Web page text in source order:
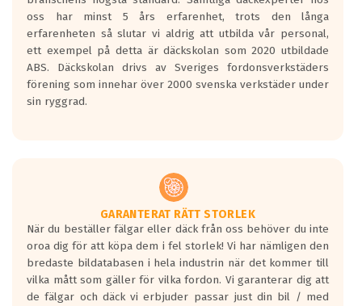
oss har minst 5 års erfarenhet, trots den långa
erfarenheten så slutar vi aldrig att utbilda vår personal,
ett exempel på detta är däckskolan som 2020 utbildade
ABS. Däckskolan drivs av Sveriges fordonsverkstäders
förening som innehar över 2000 svenska verkstäder under
sin ryggrad.
GARANTERAT RÄTT STORLEK
När du beställer fälgar eller däck från oss behöver du inte
oroa dig för att köpa dem i fel storlek! Vi har nämligen den
bredaste bildatabasen i hela industrin när det kommer till
vilka mått som gäller för vilka fordon. Vi garanterar dig att
de fälgar och däck vi erbjuder passar just din bil / med